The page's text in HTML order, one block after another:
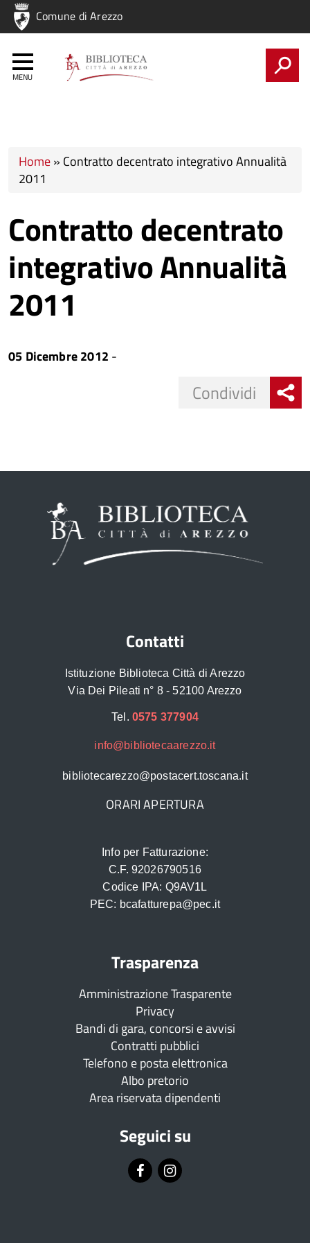
Regione
Nome
Regione
Comune di Arezzo
Tu sei qui
Home» Contratto decentrato integrativo Annualità
2011
Contratto decentrato
integrativo Annualità
2011
05 Dicembre 2012 -
Condividi
Contatti
Istituzione Biblioteca Città di Arezzo
Via Dei Pileati n° 8 - 52100 Arezzo
Tel. 0575 377904
info@bibliotecaarezzo.it
bibliotecarezzo@postacert.toscana.it
ORARI APERTURA
Info per Fatturazione:
C.F. 92026790516
Codice IPA: Q9AV1L
PEC: bcafatturepa@pec.it
Trasparenza
Amministrazione Trasparente
Privacy
Bandi di gara, concorsi e avvisi
Contratti pubblici
Telefono e posta elettronica
Albo pretorio
Area riservata dipendenti
Seguici su